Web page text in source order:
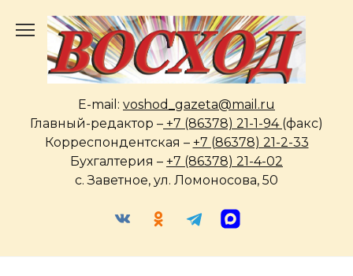
содержанию
E-mail: voshod_gazeta@mail.ru
Главный-редактор – +7 (86378) 21-1-94 (факс)
Корреспондентская – +7 (86378) 21-2-33
Бухгалтерия – +7 (86378) 21-4-02
с. Заветное, ул. Ломоносова, 50